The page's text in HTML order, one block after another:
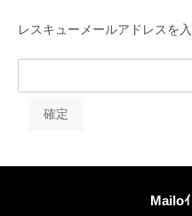
レスキューメールアドレスを
Mailo